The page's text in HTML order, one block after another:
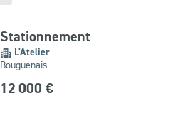
Stationnement
L'Atelier
Bouguenais
12 000 €